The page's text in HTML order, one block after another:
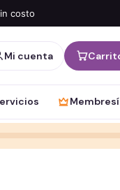
costo
Mi cuenta